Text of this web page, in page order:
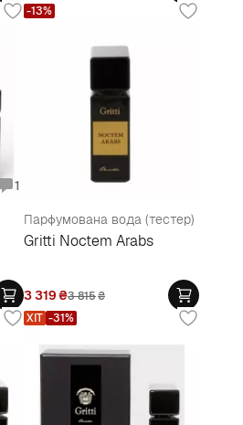
1
Парфумована вода (тестер)
Gritti Noctem Arabs
3 319₴3 815₴
-13%
ХІТ -31%